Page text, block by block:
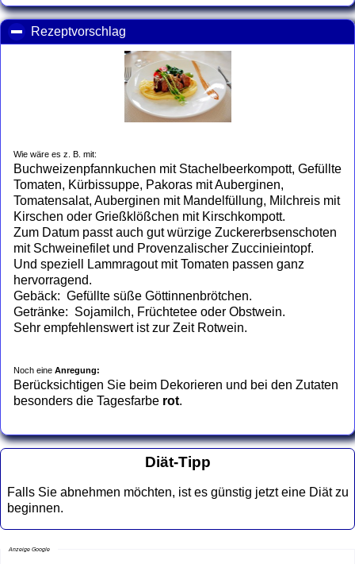
Rezeptvorschlag
Wie wäre es z. B. mit:
Buchweizenpfannkuchen mit Stachelbeerkompott, Gefüllte
Tomaten, Kürbissuppe, Pakoras mit Auberginen,
Tomatensalat, Auberginen mit Mandelfüllung, Milchreis mit
Kirschen oder Grießklößchen mit Kirschkompott.
Zum Datum passt auch gut würzige Zuckererbsenschoten
mit Schweinefilet und Provenzalischer Zuccinieintopf.
Und speziell Lammragout mit Tomaten passen ganz
hervorragend.
Gebäck: Gefüllte süße Göttinnenbrötchen.
Getränke: Sojamilch, Früchtetee oder Obstwein.
Sehr empfehlenswert ist zur Zeit Rotwein.
Noch eine Anregung:
Berücksichtigen Sie beim Dekorieren und bei den Zutaten
besonders die Tagesfarbe rot.
Diät-Tipp
Falls Sie abnehmen möchten, ist es günstig jetzt eine Diät zu
beginnen.
Anzeige Google